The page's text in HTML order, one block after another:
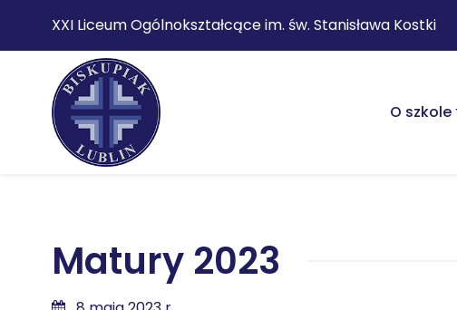
XXI Liceum Ogólnokształcące im. św. Stanisława Kostki
O szkole
Matury 2023